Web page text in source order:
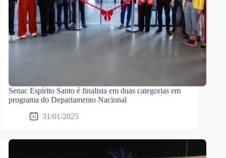
Senac Espírito Santo é finalista em duas categorias em
programa do Departamento Nacional
31/01/2025